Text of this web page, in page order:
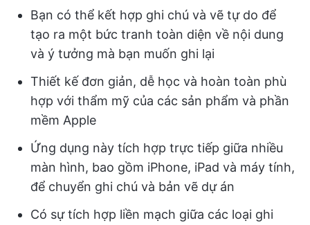
Bạn có thể kết hợp ghi chú và vẽ tự do để
tạo ra một bức tranh toàn diện về nội dung
và ý tưởng mà bạn muốn ghi lại
Thiết kế đơn giản, dễ học và hoàn toàn phù
hợp với thẩm mỹ của các sản phẩm và phần
mềm Apple
Ứng dụng này tích hợp trực tiếp giữa nhiều
màn hình, bao gồm iPhone, iPad và máy tính,
để chuyển ghi chú và bản vẽ dự án
Có sự tích hợp liền mạch giữa các loại ghi